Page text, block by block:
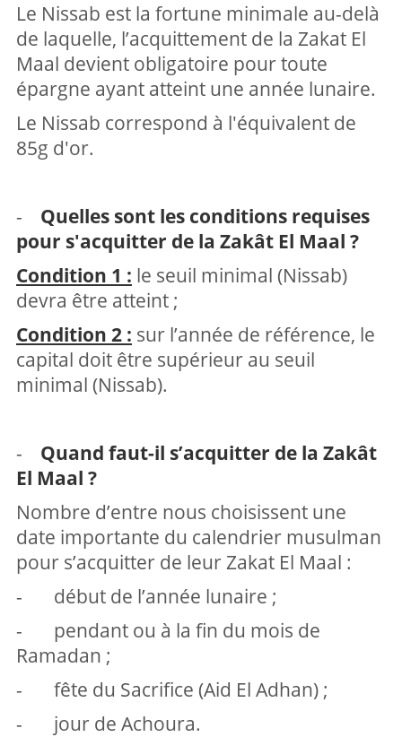
Le Nissab est la fortune minimale au-delà
de laquelle, l’acquittement de la Zakat El
Maal devient obligatoire pour toute
épargne ayant atteint une année lunaire.
Le Nissab correspond à l'équivalent de
85g d'or.
- Quelles sont les conditions requises
pour s'acquitter de la Zakât El Maal ?
Condition 1 : le seuil minimal (Nissab)
devra être atteint ;
Condition 2 : sur l’année de référence, le
capital doit être supérieur au seuil
minimal (Nissab).
- Quand faut-il s’acquitter de la Zakât
El Maal ?
Nombre d’entre nous choisissent une
date importante du calendrier musulman
pour s’acquitter de leur Zakat El Maal :
- début de l’année lunaire ;
- pendant ou à la fin du mois de
Ramadan ;
- fête du Sacrifice (Aid El Adhan) ;
- jour de Achoura.